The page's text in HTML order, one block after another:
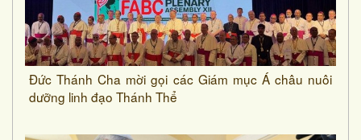
Đức Thánh Cha mời gọi các Giám mục Á châu nuôi
dưỡng linh đạo Thánh Thể